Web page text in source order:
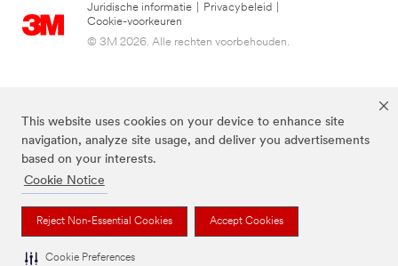
This website uses cookies on your device to enhance site
navigation, analyze site usage, and deliver you advertisements
based on your interests.
Cookie Notice
Reject Non-Essential Cookies Accept Cookies
Cookie Preferences
Juridische informatie Privacybeleid
Cookie-voorkeuren
© 3M 2026. Alle rechten voorbehouden.
3M, Post-it® en de kleur Canary Yellow™ zijn handelsmerken van 3M.